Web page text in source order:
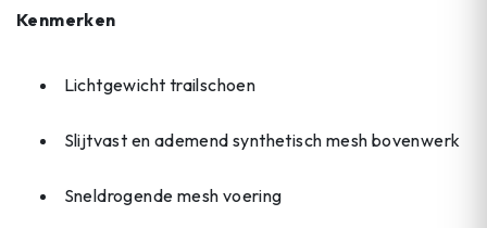
Kenmerken
Lichtgewicht trailschoen
Slijtvast en ademend synthetisch mesh bovenwerk
Sneldrogende mesh voering